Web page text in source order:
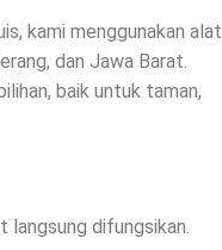
kami menggunakan alat
dan Jawa Barat.
baik untuk taman,
langsung difungsikan.